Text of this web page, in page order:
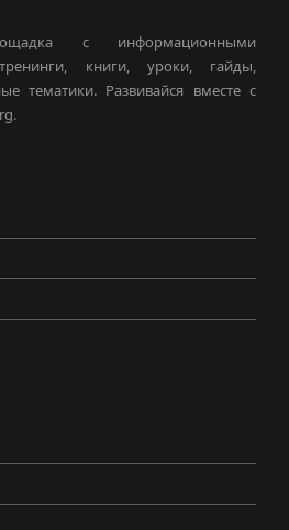
с информационными
книги, уроки, гайды,
тематики. Развивайся вместе с